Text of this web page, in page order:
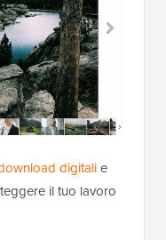
digitalie
il tuo lavoro